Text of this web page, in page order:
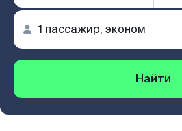
Найти